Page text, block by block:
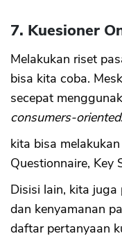
7. Kuesioner
Melakukan riset
bisa kita coba.
secepat
consumers-oriented.
kita bisa melakukan
Questionnaire, Key
Disisi lain, kita
dan kenyamanan
daftar pertanyaan